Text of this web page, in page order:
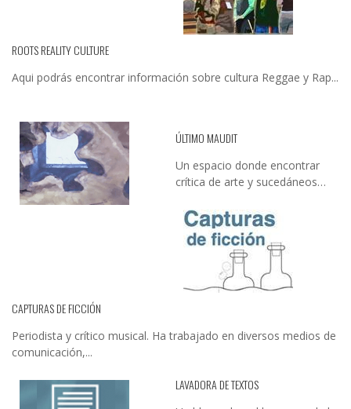
ROOTS REALITY CULTURE
Aqui podrás encontrar información sobre cultura Reggae y Rap...
ÚLTIMO MAUDIT
Un espacio donde encontrar
crítica de arte y sucedáneos…
CAPTURAS DE FICCIÓN
Periodista y crítico musical. Ha trabajado en diversos medios de
comunicación,...
LAVADORA DE TEXTOS